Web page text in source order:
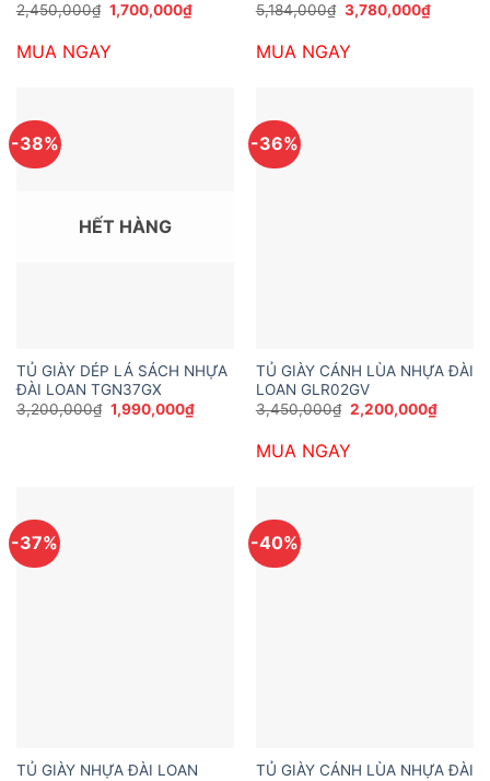
2,450,000₫ Giá
gốc
2,450,000₫.
1,700,000₫Giá
hiện
MUA NGAY
5,184,000₫ Giá
gốc
5,184,000₫.
3,780,000₫Giá
hiện
MUA NGAY
-38%
HẾT HÀNG
TỦ GIÀY DÉP LÁ SÁCH NHỰA
ĐÀI LOAN TGN37GX
3,200,000₫ Giá
gốc
1,990,000₫Giá
hiện
-36%
TỦ GIÀY CÁNH LÙA NHỰA ĐÀI
LOAN GLR02GV
3,450,000₫ Giá
gốc
3,450,000₫.
2,200,000₫Giá
hiện
MUA NGAY
-37%
TỦ GIÀY NHỰA ĐÀI LOAN
-40%
TỦ GIÀY CÁNH LÙA NHỰA ĐÀI